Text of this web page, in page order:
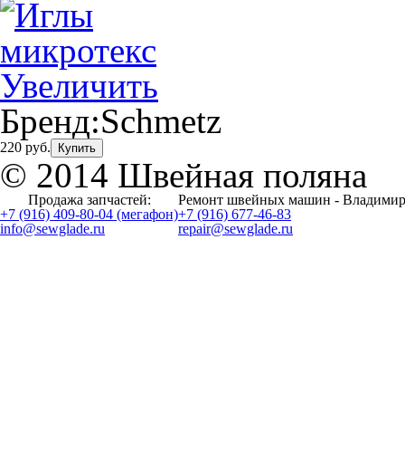
Увеличить
Бренд:Schmetz
220 руб. Купить
© 2014 Швейная поляна
Продажа запчастей:
Ремонт швейных машин -
+7 (916) 409-80-04 (мегафон)
info@sewglade.ru
+7 (916) 677-46-83
repair@sewglade.ru